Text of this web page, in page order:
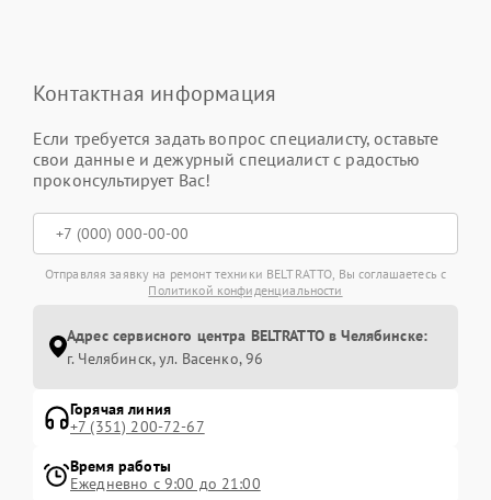
Контактная информация
Если требуется задать вопрос специалисту, оставьте
свои данные и дежурный специалист с радостью
проконсультирует Вас!
Отправляя заявку на ремонт техники BELTRATTO, Вы соглашаетесь с
Политикой конфиденциальности
Адрес сервисного центра BELTRATTO в Челябинске:
г. Челябинск, ул. Васенко, 96
Горячая линия
+7 (351) 200-72-67
Время работы
Ежедневно с 9:00 до 21:00